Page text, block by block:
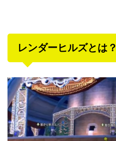
レンダーヒルズとは？